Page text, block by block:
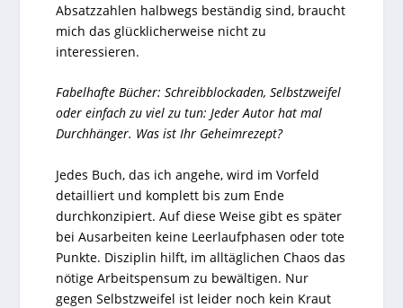
Absatzzahlen halbwegs beständig sind, braucht
mich das glücklicherweise nicht zu
interessieren.
Fabelhafte Bücher: Schreibblockaden, Selbstzweifel
oder einfach zu viel zu tun: Jeder Autor hat mal
Durchhänger. Was ist Ihr Geheimrezept?
Jedes Buch, das ich angehe, wird im Vorfeld
detailliert und komplett bis zum Ende
durchkonzipiert. Auf diese Weise gibt es später
bei Ausarbeiten keine Leerlaufphasen oder tote
Punkte. Disziplin hilft, im alltäglichen Chaos das
nötige Arbeitspensum zu bewältigen. Nur
gegen Selbstzweifel ist leider noch kein Kraut